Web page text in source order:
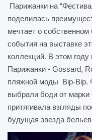
Парижанки на
поделилась
мечтает о
события на выставке
коллекций. В этом
Парижанки - Gossard,
пляжной моды Bip-Bip.
выбрали боди от
притягивала взгляды
будущая звезда